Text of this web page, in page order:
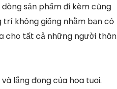
sản phẩm đi kèm cũng
trí không giống nhằm bạn có
cho tất cả những người thân
lắng đọng của hoa tuoi.